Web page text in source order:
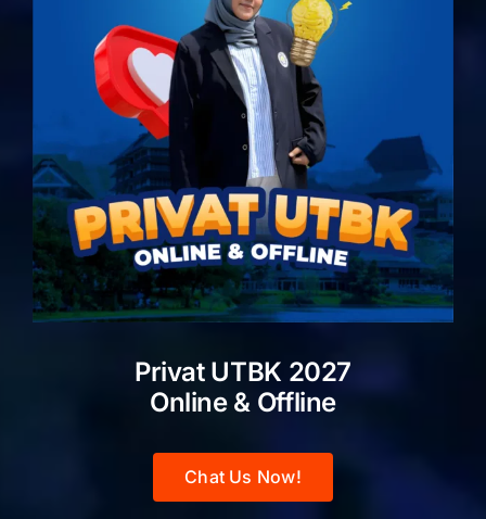
Privat UTBK 2027
Online & Offline
Chat Us Now!